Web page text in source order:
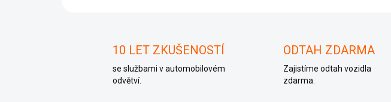
10 LET ZKUŠENOSTÍ
se službami v automobilovém
odvětví.
ODTAH ZDARMA
Zajistíme odtah vozidla
zdarma.